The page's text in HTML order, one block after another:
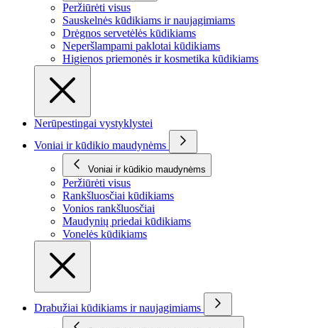
Peržiūrėti visus
Sauskelnės kūdikiams ir naujagimiams
Drėgnos servetėlės kūdikiams
Neperšlampami paklotai kūdikiams
Higienos priemonės ir kosmetika kūdikiams
Nerūpestingai vystyklystei
Voniai ir kūdikio maudynėms
Voniai ir kūdikio maudynėms
Peržiūrėti visus
Rankšluosčiai kūdikiams
Vonios rankšluosčiai
Maudynių priedai kūdikiams
Vonelės kūdikiams
Drabužiai kūdikiams ir naujagimiams